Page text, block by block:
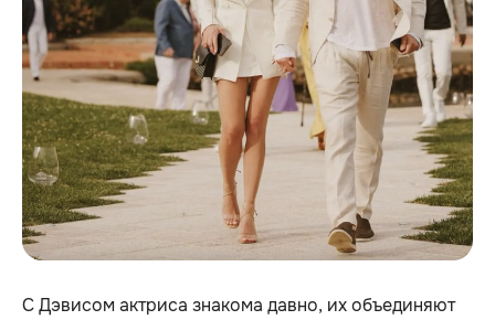
С Дэвисом актриса знакома давно, их объединяют